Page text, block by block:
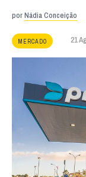
porNádia Conceição
MERCADO 21